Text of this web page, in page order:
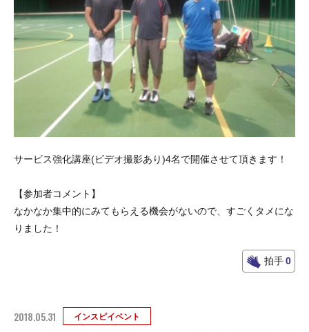
サービス強化講座(ビデオ撮影あり)4名で開催させて頂きます！
【参加者コメント】
なかなか集中的にみてもらえる機会がないので、すごくタメにな
りました！
拍手0
2018.05.31 インスピイベント